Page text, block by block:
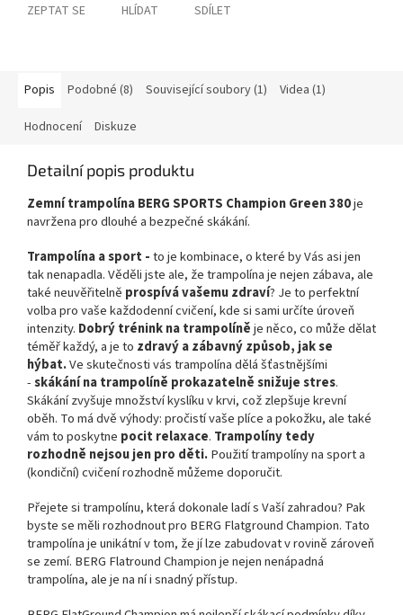
ZEPTAT SE HLÍDAT SDÍLET
Popis Podobné (8) Související soubory (1) Videa (1)
Hodnocení Diskuze
Detailní popis produktu
Zemní trampolína BERG SPORTS Champion Green 380je
navržena pro dlouhé a bezpečné skákání.
Trampolína a sport -to je kombinace, o které by Vás asi jen
tak nenapadla. Věděli jste ale, že trampolína je nejen zábava, ale
také neuvěřitelně prospívá vašemu zdraví? Je to perfektní
volba pro vaše každodenní cvičení, kde si sami určíte úroveň
intenzity. Dobrý trénink na trampolíněje něco, co může dělat
téměř každý, a je to zdravý a zábavný způsob, jak se
hýbat.Ve skutečnosti vás trampolína dělá šťastnějšími
-skákání na trampolíně prokazatelně snižuje stres.
Skákání zvyšuje množství kyslíku v krvi, což zlepšuje krevní
oběh. To má dvě výhody: pročistí vaše plíce a pokožku, ale také
vám to poskytne pocit relaxace. Trampolíny tedy
rozhodně nejsou jen pro děti.Použití trampolíny na sport a
(kondiční) cvičení rozhodně můžeme doporučit.
Přejete si trampolínu, která dokonale ladí s Vaší zahradou? Pak
byste se měli rozhodnout pro BERG Flatground Champion. Tato
trampolína je unikátní v tom, že jí lze zabudovat v rovině zároveň
se zemí. BERG Flatround Champion je nejen nenápadná
trampolína, ale je na ní i snadný přístup.